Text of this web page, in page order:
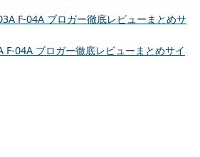
F-04A ブロガー徹底レビューまとめサイ